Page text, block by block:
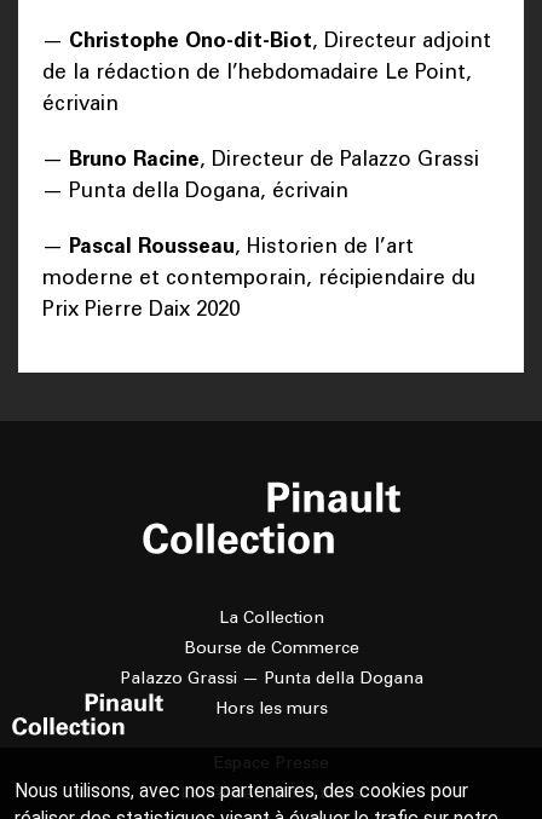
— Christophe Ono-dit-Biot, Directeur adjoint
de la rédaction de l’hebdomadaire Le Point,
écrivain
— Bruno Racine, Directeur de Palazzo Grassi
— Punta della Dogana, écrivain
— Pascal Rousseau, Historien de l’art
moderne et contemporain, récipiendaire du
Prix Pierre Daix 2020
La Collection
Bourse de Commerce
Palazzo Grassi — Punta della Dogana
Hors les murs
Espace Presse
La résidence d'artistes
Nous utilisons, avec nos partenaires, des cookies pour